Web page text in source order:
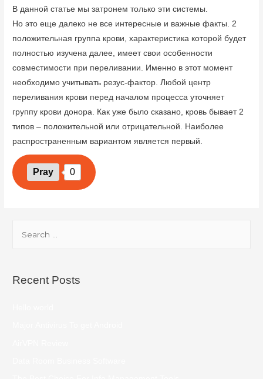
В данной статье мы затронем только эти системы.
Но это еще далеко не все интересные и важные факты. 2
положительная группа крови, характеристика которой будет
полностью изучена далее, имеет свои особенности
совместимости при переливании. Именно в этот момент
необходимо учитывать резус-фактор. Любой центр
переливания крови перед началом процесса уточняет
группу крови донора. Как уже было сказано, кровь бывает 2
типов – положительной или отрицательной. Наиболее
распространенным вариантом является первый.
Pray 0
Recent Posts